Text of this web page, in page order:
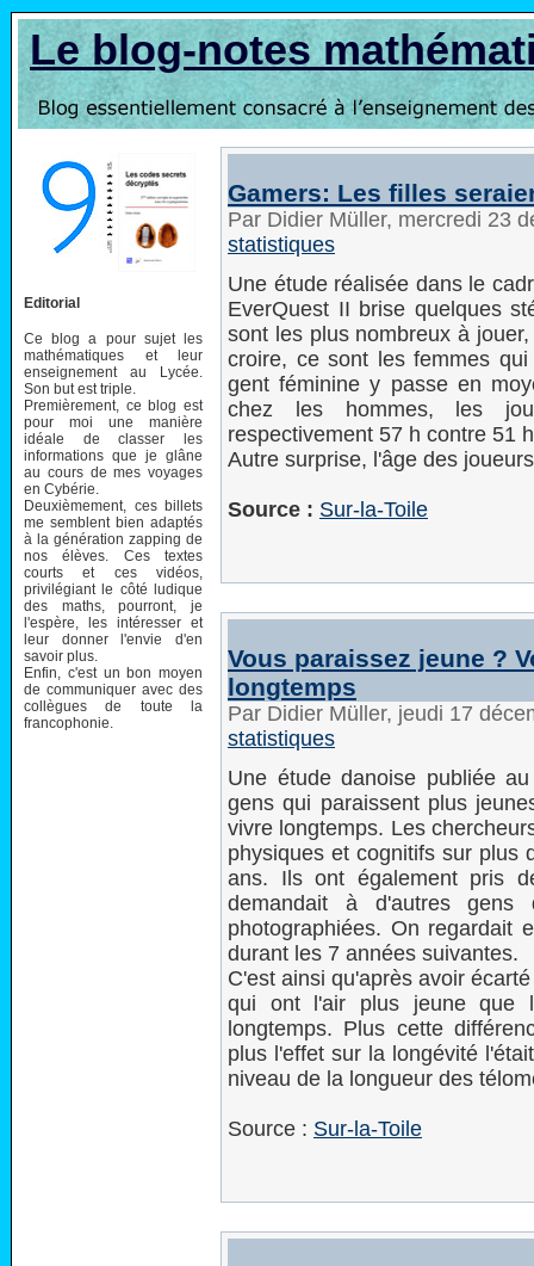
Le blog-notes
Editorial
Ce blog a pour sujet les
mathématiques et leur
enseignement au Lycée.
Son but est triple.
Premièrement, ce blog est
pour moi une manière
idéale de classer les
informations que je glâne
au cours de mes voyages
en Cybérie.
Deuxièmement, ces billets
me semblent bien adaptés
à la génération zapping de
nos élèves. Ces textes
courts et ces vidéos,
privilégiant le côté ludique
des maths, pourront, je
l'espère, les intéresser et
leur donner l'envie d'en
savoir plus.
Enfin, c'est un bon moyen
de communiquer avec des
collègues de toute la
francophonie.
Gamers: Les filles
Par Didier Müller, mercredi 23
statistiques
Une étude réalisée dans le
EverQuest II brise quelques
sont les plus nombreux à
croire, ce sont les femmes
gent féminine y passe en
chez les hommes, les
respectivement 57 h contre 51
Autre surprise, l'âge des
Source : Sur-la-Toile
Vous paraissez jeune ?
longtemps
Par Didier Müller, jeudi 17
statistiques
Une étude danoise publiée
gens qui paraissent plus
vivre longtemps. Les
physiques et cognitifs sur plus
ans. Ils ont également pris
demandait à d'autres
photographiées. On regardait
durant les 7 années suivantes.
C'est ainsi qu'après avoir
qui ont l'air plus jeune que
longtemps. Plus cette
plus l'effet sur la longévité
niveau de la longueur des
Source : Sur-la-Toile